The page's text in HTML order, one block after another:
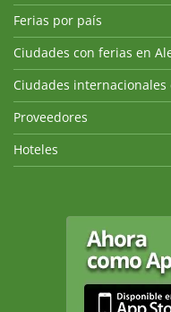
Ferias por país
Ciudades con ferias en
Ciudades internacionales
Proveedores
Hoteles